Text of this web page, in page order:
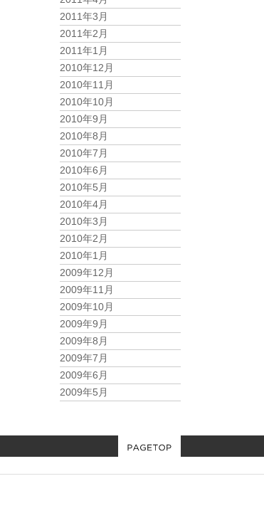
2011年3月
2011年2月
2011年1月
2010年12月
2010年11月
2010年10月
2010年9月
2010年8月
2010年7月
2010年6月
2010年5月
2010年4月
2010年3月
2010年2月
2010年1月
2009年12月
2009年11月
2009年10月
2009年9月
2009年8月
2009年7月
2009年6月
2009年5月